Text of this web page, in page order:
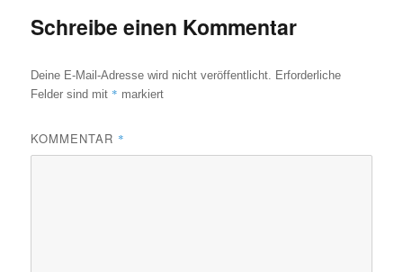
Schreibe einen Kommentar
Deine E-Mail-Adresse wird nicht veröffentlicht. Erforderliche
Felder sind mit * markiert
KOMMENTAR *